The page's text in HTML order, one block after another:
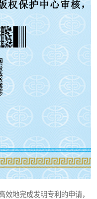
效地完成发明专利的申请，